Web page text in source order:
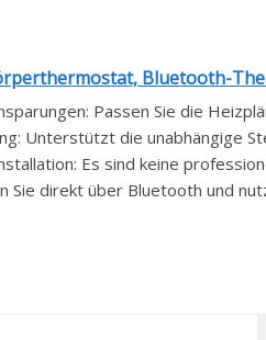
Bluetooth-
Passen Sie die
Unterstützt die unabhängige
Es sind keine
Sie direkt über Bluetooth und